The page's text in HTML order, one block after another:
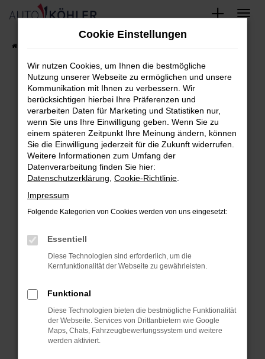
Zum
Fehler: Network Error
Beim Laden ist ein Fehler aufgetreten.
Hier sind ein paar Tipps, die dir helfen können:
Überprüfe deine Firewall und deine
Internetverbindung.
Laden andere Webseiten, zum Beispiel
deine Suchmaschine?
Manche Erweiterungen, wie Werbeblocker,
können das Laden bestimmter Seiten
verhindern. Funktioniert die Seite in einem
Fenster?
Starte dein Gerät neu.
Das kann manchmal helfen,
vorübergehende Probleme zu beheben.
Cookie Einstellungen
Wir nutzen Cookies, um Ihnen die bestmögliche
Nutzung unserer Webseite zu ermöglichen und unsere
Kommunikation mit Ihnen zu verbessern. Wir
berücksichtigen hierbei Ihre Präferenzen und
verarbeiten Daten für Marketing und Statistiken nur,
wenn Sie uns Ihre Einwilligung geben. Wenn Sie zu
einem späteren Zeitpunkt Ihre Meinung ändern, können
Sie die Einwilligung jederzeit für die Zukunft widerrufen.
Weitere Informationen zum Umfang der
Datenverarbeitung finden Sie hier:
Datenschutzerklärung Cookie-Richtlinie
Impressum
Folgende Kategorien von Cookies werden von uns eingesetzt:
Essentiell
Diese Technologien sind erforderlich, um die
Kernfunktionalität der Webseite zu gewährleisten.
Funktional
Diese Technologien bieten die bestmögliche Funktionalität
der Webseite. Services von Drittanbietern wie Google
Maps, Chats, Fahrzeugbewertungssystem und weitere
werden aktiviert.